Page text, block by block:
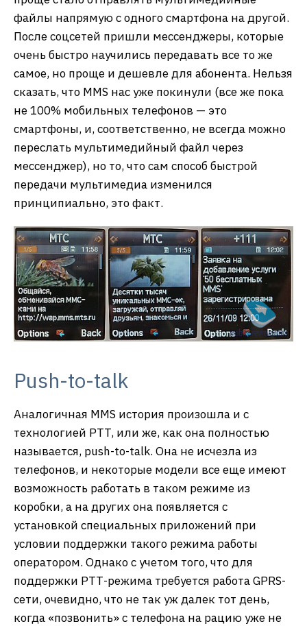
файлы напрямую с одного смартфона на другой.
После соцсетей пришли мессенджеры, которые
очень быстро научились передавать все то же
самое, но проще и дешевле для абонента. Нельзя
сказать, что MMS нас уже покинули (все же пока
не 100% мобильных телефонов — это
смартфоны, и, соответственно, не всегда можно
переслать мультимедийный файл через
мессенджер), но то, что сам способ быстрой
передачи мультимедиа изменился
принципиально, это факт.
Push-to-talk
Аналогичная MMS история произошла и с
технологией PTT, или же, как она полностью
называется, push-to-talk. Она не исчезла из
телефонов, и некоторые модели все еще имеют
возможность работать в таком режиме из
коробки, а на других она появляется с
установкой специальных приложений при
условии поддержки такого режима работы
оператором. Однако с учетом того, что для
поддержки РТТ-режима требуется работа GPRS-
сети, очевидно, что не так уж далек тот день,
когда «позвонить» с телефона на рацию уже не